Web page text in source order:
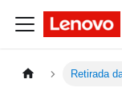
Retirada